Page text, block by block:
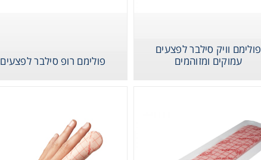
פולימם וויק סילבר לפצעים
עמוקים ומזוהמים
פולימם רופ סילבר לפצעים